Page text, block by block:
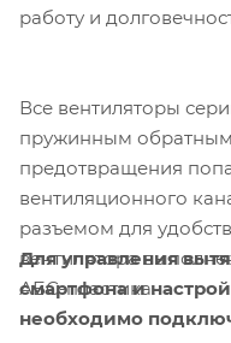
работу и
Все вентиляторы
пружинным
предотвращения
вентиляционного
разъемом для
вентилятора
АБС-пластика.
Для управления
смартфона и
необходимо